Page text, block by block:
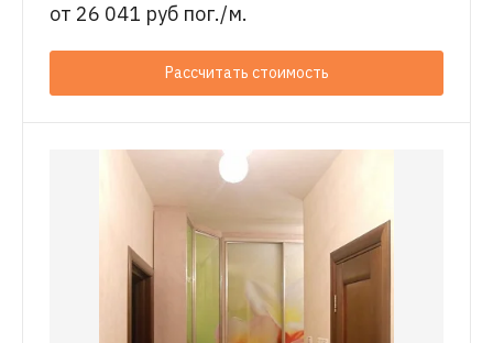
от 26 041 руб пог./м.
Рассчитать стоимость